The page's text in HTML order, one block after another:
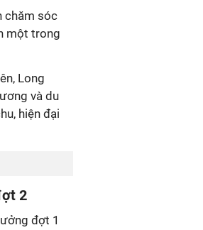
chăm sóc
một trong
Long
và du
hiện đại
2
đợt 1